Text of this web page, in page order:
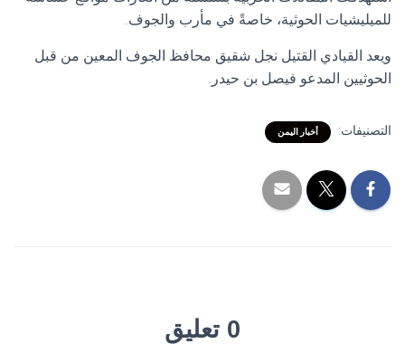
للميليشيات الحوثية، خاصةً في مأرب والجوف.
ويعد القيادي القتيل نجل شقيق محافظ الجوف المعين من قبل
الحوثيين المدعو فيصل بن حيدر.
التصنيفات: أخبار اليمن
0 تعليق